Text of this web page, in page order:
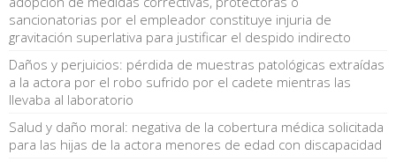
sancionatorias por el empleador constituye injuria de
gravitación superlativa para justificar el despido indirecto
Daños y perjuicios: pérdida de muestras patológicas extraídas
a la actora por el robo sufrido por el cadete mientras las
llevaba al laboratorio
Salud y daño moral: negativa de la cobertura médica solicitada
para las hijas de la actora menores de edad con discapacidad